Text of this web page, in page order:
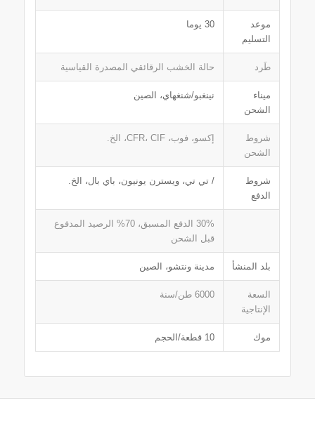
موعد
التسليم
30 يوما
طَرد حالة الخشب الرقائقي المصدرة القياسية
ميناء
الشحن
نينغبو/شنغهاي، الصين
شروط
الشحن
إكسو، فوب، CFR، CIF، الخ.
شروط
الدفع
/ تي تي، ويسترن يونيون، باي بال، الخ.
30% الدفع المسبق، 70% الرصيد المدفوع
قبل الشحن
بلد المنشأ مدينة ونتشو، الصين
السعة
الإنتاجية
6000 طن/سنة
موك 10 قطعة/الحجم